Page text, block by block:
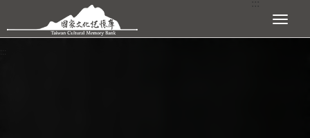
跳到主要內容區塊 展開選單
:::